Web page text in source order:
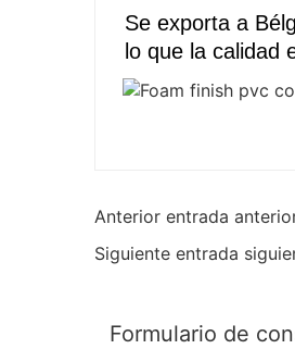
Se exporta a
lo que la calidad
Anterior entrada
Siguiente entrada
Formulario de